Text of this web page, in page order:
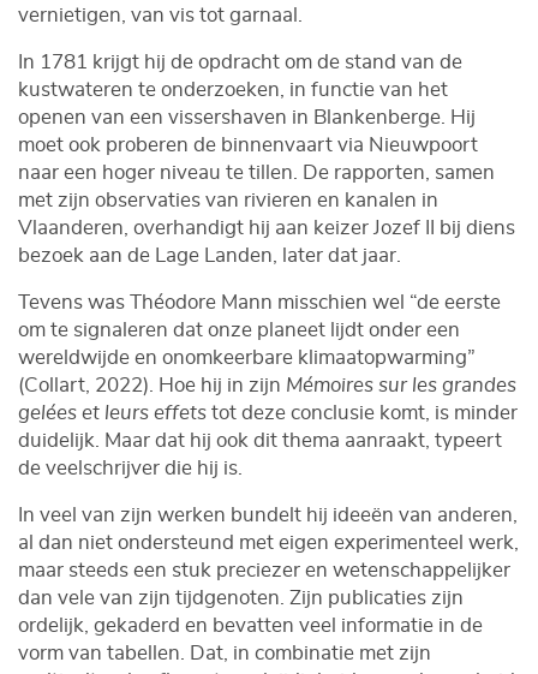
vernietigen, van vis tot garnaal.
In 1781 krijgt hij de opdracht om de stand van de
kustwateren te onderzoeken, in functie van het
openen van een vissershaven in Blankenberge. Hij
moet ook proberen de binnenvaart via Nieuwpoort
naar een hoger niveau te tillen. De rapporten, samen
met zijn observaties van rivieren en kanalen in
Vlaanderen, overhandigt hij aan keizer Jozef II bij diens
bezoek aan de Lage Landen, later dat jaar.
Tevens was Théodore Mann misschien wel “de eerste
om te signaleren dat onze planeet lijdt onder een
wereldwijde en onomkeerbare klimaatopwarming”
(Collart, 2022). Hoe hij in zijn Mémoires sur les grandes
gelées et leurs effets tot deze conclusie komt, is minder
duidelijk. Maar dat hij ook dit thema aanraakt, typeert
de veelschrijver die hij is.
In veel van zijn werken bundelt hij ideeën van anderen,
al dan niet ondersteund met eigen experimenteel werk,
maar steeds een stuk preciezer en wetenschappelijker
dan vele van zijn tijdgenoten. Zijn publicaties zijn
ordelijk, gekaderd en bevatten veel informatie in de
vorm van tabellen. Dat, in combinatie met zijn